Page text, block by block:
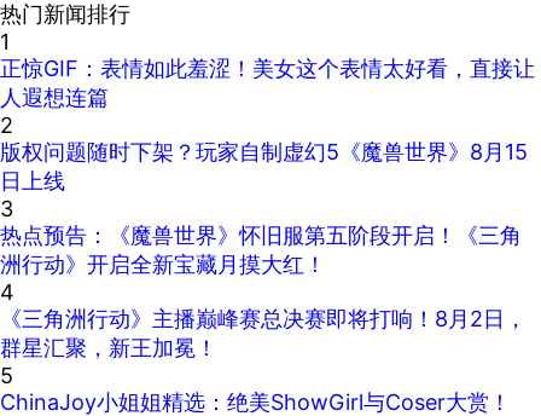
热门新闻排行
1
正惊GIF：表情如此羞涩！美女这个表情太好看，直接让
人遐想连篇
2
版权问题随时下架？玩家自制虚幻5《魔兽世界》8月15
日上线
3
热点预告：《魔兽世界》怀旧服第五阶段开启！《三角
洲行动》开启全新宝藏月摸大红！
4
《三角洲行动》主播巅峰赛总决赛即将打响！8月2日，
群星汇聚，新王加冕！
5
ChinaJoy小姐姐精选：绝美ShowGirl与Coser大赏！